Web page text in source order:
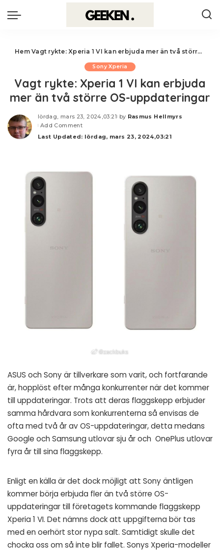
Hem Vagt rykte: Xperia 1 VI kan erbjuda mer än två större OS-uppdateringar
Sony Xperia
Vagt rykte: Xperia 1 VI kan erbjuda
mer än två större OS-uppdateringar
lördag, mars 23, 2024,03:21
Posted
by Rasmus Hellmyrs
Add Comment
Last Updated: lördag, mars 23, 2024,03:21
ASUS och Sony är tillverkare som varit, och fortfarande
är, hopplöst efter många konkurrenter när det kommer
till uppdateringar. Trots att deras flaggskepp erbjuder
samma hårdvara som konkurrenterna så envisas de
ofta med två år av OS-uppdateringar, detta medans
Google och Samsung utlovar sju år och OnePlus utlovar
fyra år till sina flaggskepp.
Enligt en källa är det dock möjligt att Sony äntligen
kommer börja erbjuda fler än två större OS-
uppdateringar till företagets kommande flaggskepp
Xperia 1 VI. Det nämns dock att uppgifterna bör tas
med en oerhört stor nypa salt. Samtidigt skulle det
chocka oss om så inte blir fallet. Sonys Xperia-modeller